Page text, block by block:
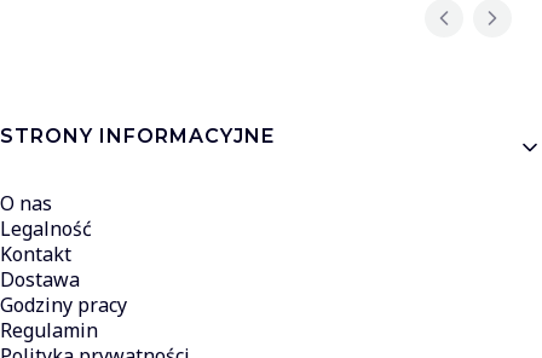
Linki w stopce
STRONY INFORMACYJNE
O nas
Legalność
Kontakt
Dostawa
Godziny pracy
Regulamin